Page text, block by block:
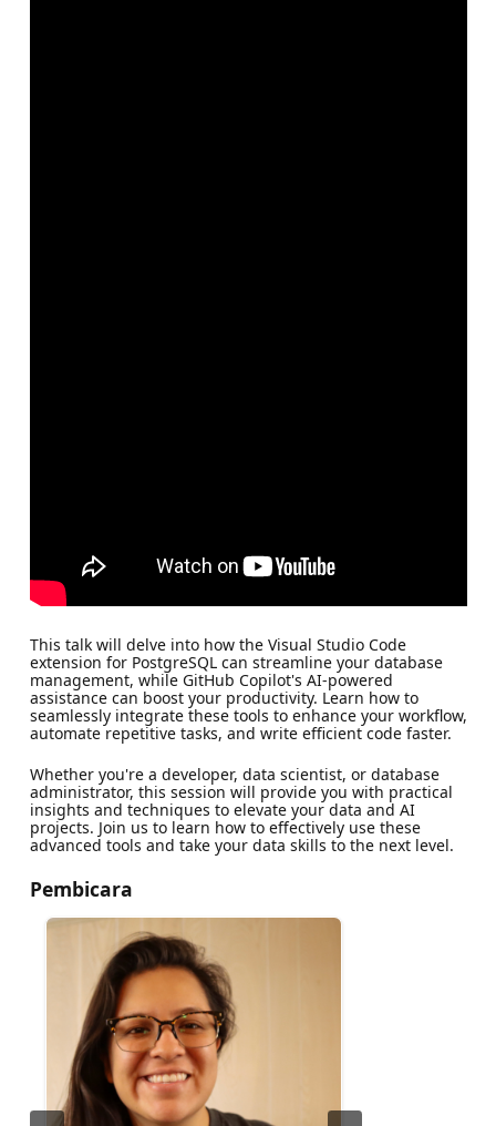
This talk will delve into how the Visual Studio Code
extension for PostgreSQL can streamline your database
management, while GitHub Copilot's AI-powered
assistance can boost your productivity. Learn how to
seamlessly integrate these tools to enhance your workflow,
automate repetitive tasks, and write efficient code faster.
Whether you're a developer, data scientist, or database
administrator, this session will provide you with practical
insights and techniques to elevate your data and AI
projects. Join us to learn how to effectively use these
advanced tools and take your data skills to the next level.
Pembicara